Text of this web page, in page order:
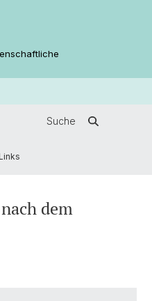
Suche
dem